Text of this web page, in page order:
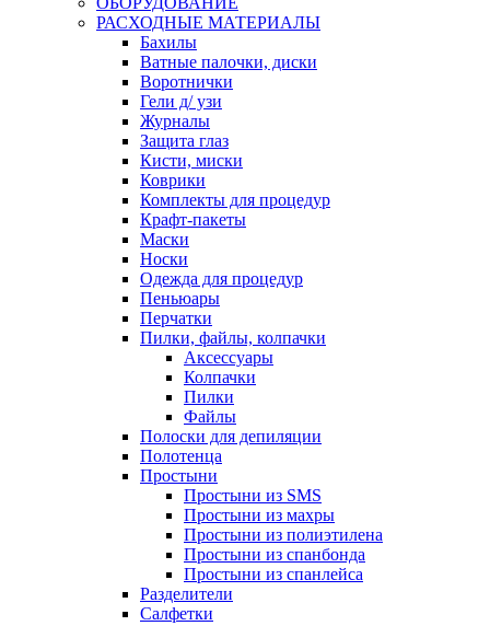
РАСХОДНЫЕ МАТЕРИАЛЫ
Бахилы
Ватные палочки, диски
Воротнички
Гели д/ узи
Журналы
Защита глаз
Кисти, миски
Коврики
Комплекты для процедур
Крафт-пакеты
Маски
Носки
Одежда для процедур
Пеньюары
Перчатки
Пилки, файлы, колпачки
Аксессуары
Колпачки
Пилки
Файлы
Полоски для депиляции
Полотенца
Простыни
Простыни из SMS
Простыни из махры
Простыни из полиэтилена
Простыни из спанбонда
Простыни из спанлейса
Разделители
Салфетки